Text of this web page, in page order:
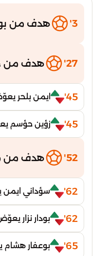
3' هدف من
27' هدف من
45' ايمن بلحر
45' زؤين حؤسم
52' هدف من
62' سؤداني
62' بودار نزار
65' بوعفار